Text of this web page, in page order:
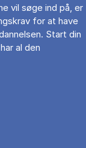
vil søge ind på, er
for at have
Start din
al den